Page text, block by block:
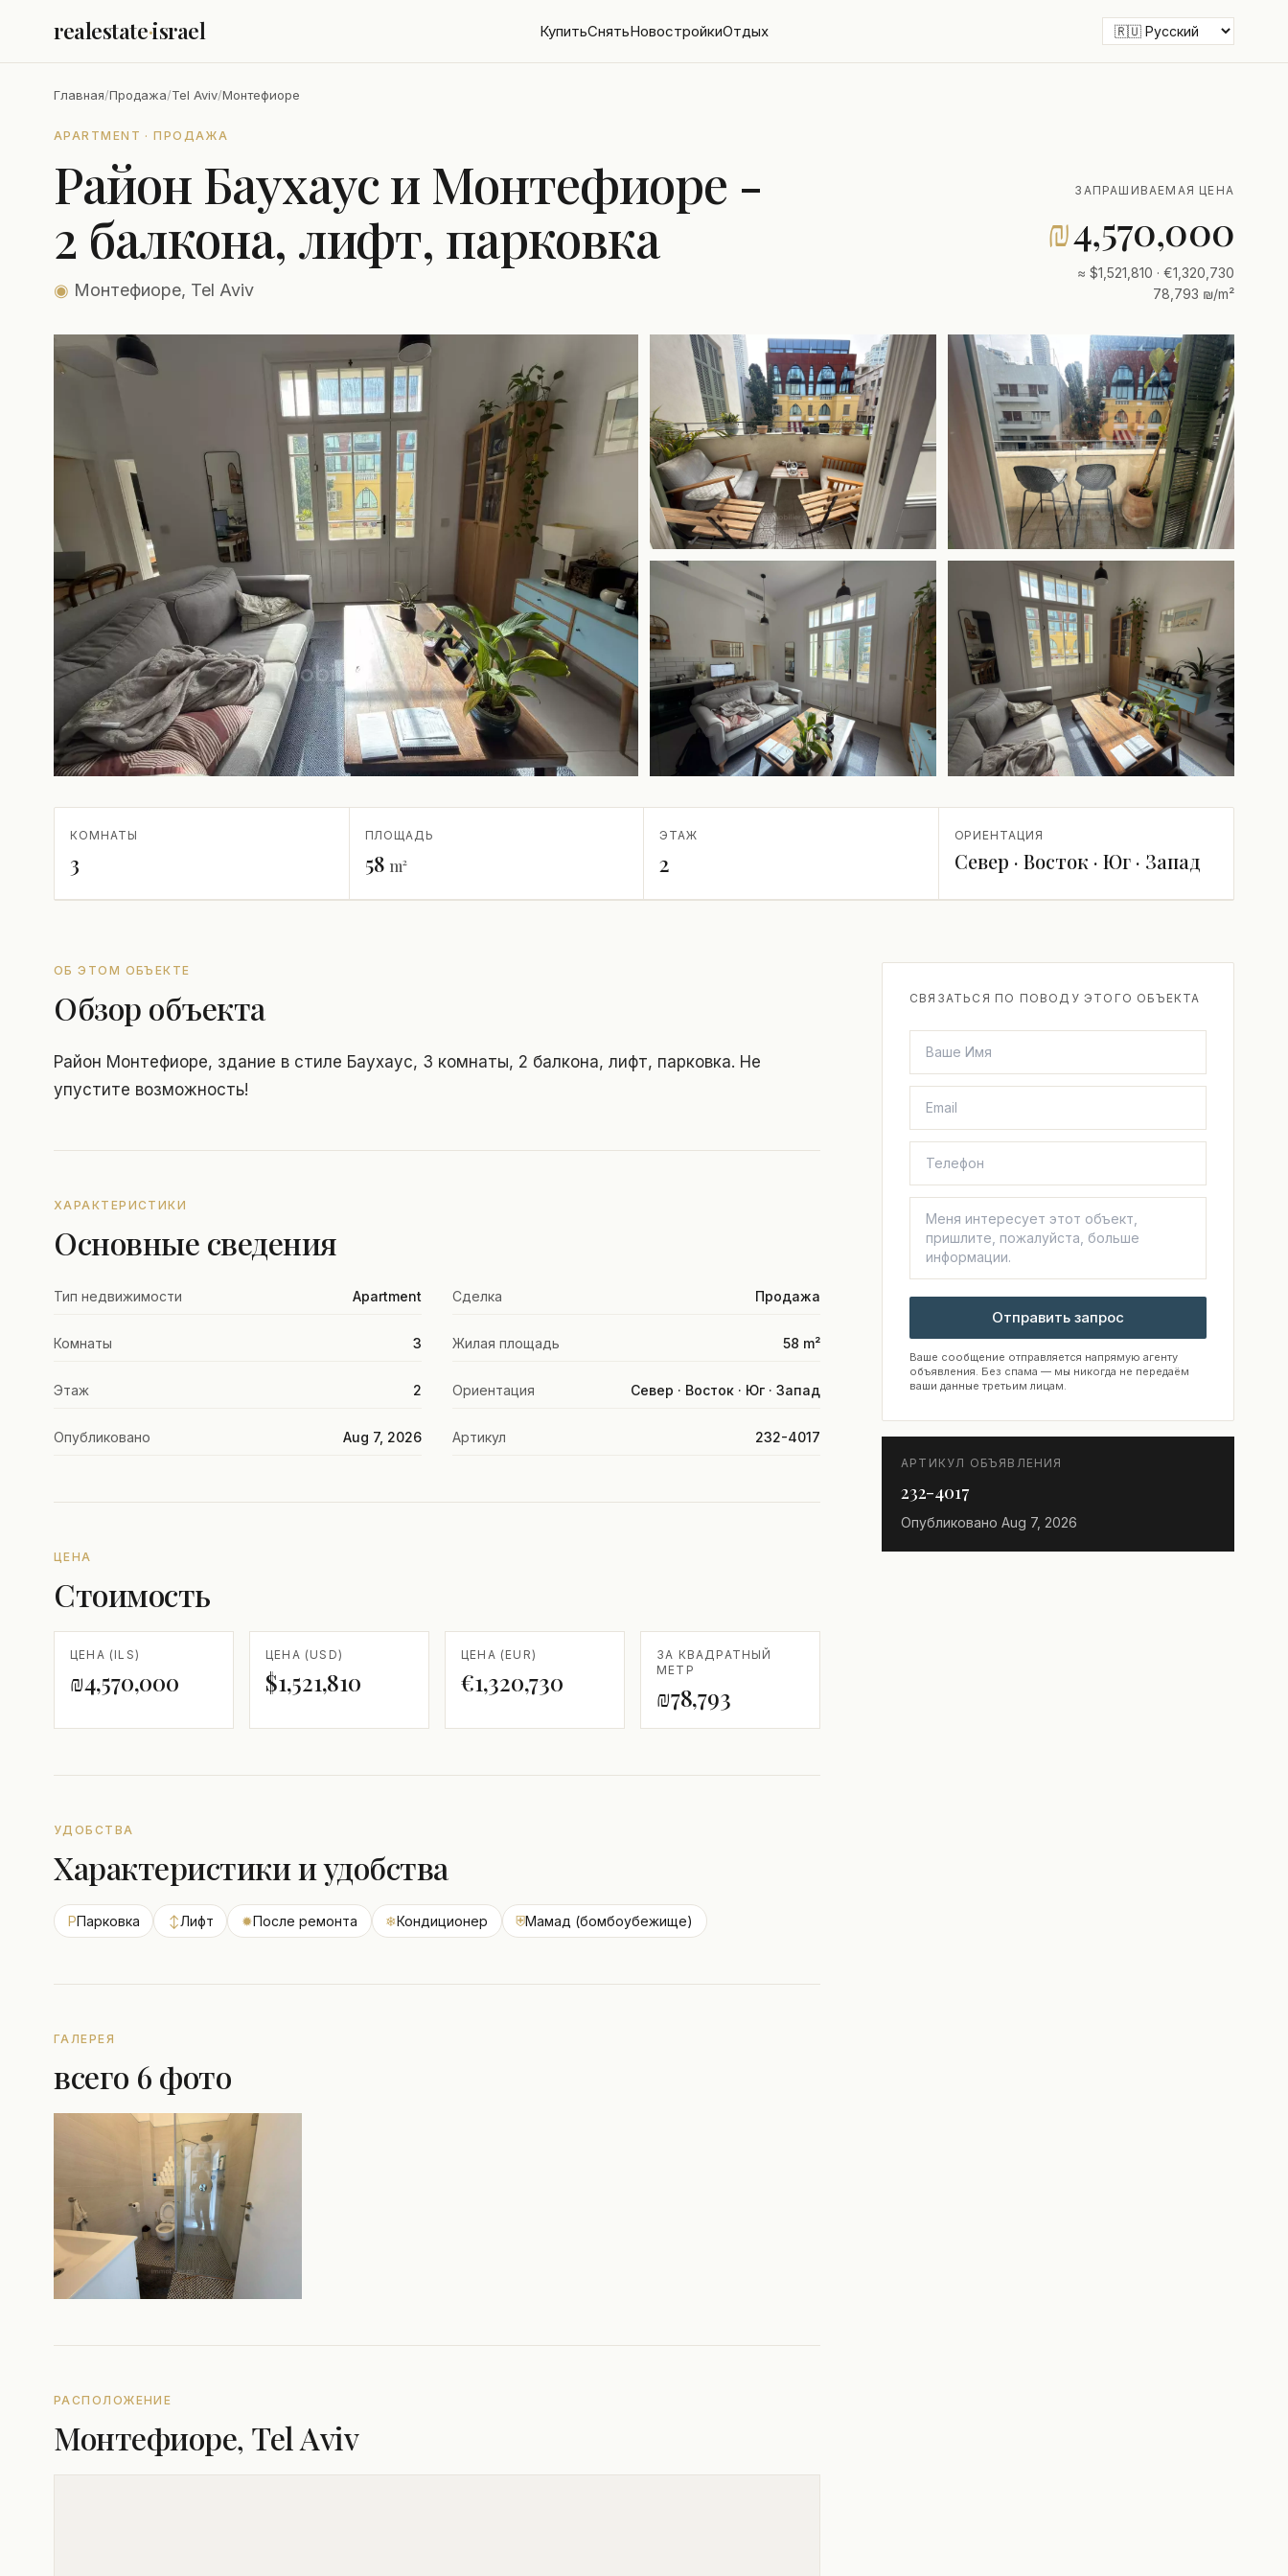
realestate·israel КупитьСнятьНовостройкиОтдых
Главная/Продажа/Tel Aviv/Монтефиоре
APARTMENT · ПРОДАЖА
Район Баухаус и Монтефиоре -
2 балкона, лифт, парковка
◉ Монтефиоре, Tel Aviv
ЗАПРАШИВАЕМАЯ ЦЕНА
₪4,570,000
≈ $1,521,810 · €1,320,730
78,793 ₪/m²
КОМНАТЫ
3
ПЛОЩАДЬ
58 m²
ЭТАЖ
2
ОРИЕНТАЦИЯ
Север · Восток · Юг · Запад
ОБ ЭТОМ ОБЪЕКТЕ
Обзор объекта
Район Монтефиоре, здание в стиле Баухаус, 3 комнаты, 2 балкона, лифт, парковка. Не
упустите возможность!
ХАРАКТЕРИСТИКИ
Основные сведения
Тип недвижимости Apartment Сделка Продажа
Комнаты 3 Жилая площадь 58 m²
Этаж 2 Ориентация Север · Восток · Юг · Запад
Опубликовано Aug 7, 2026 Артикул 232-4017
ЦЕНА
Стоимость
ЦЕНА (ILS)
₪4,570,000
ЦЕНА (USD)
$1,521,810
ЦЕНА (EUR)
€1,320,730
ЗА КВАДРАТНЫЙ
МЕТР
₪78,793
УДОБСТВА
Характеристики и удобства
PПарковка ↕Лифт ✹После ремонта ❄Кондиционер ⛨Мамад (бомбоубежище)
ГАЛЕРЕЯ
всего 6 фото
РАСПОЛОЖЕНИЕ
Монтефиоре, Tel Aviv
СВЯЗАТЬСЯ ПО ПОВОДУ ЭТОГО ОБЪЕКТА
Отправить запрос
Ваше сообщение отправляется напрямую агенту
объявления. Без спама — мы никогда не передаём
ваши данные третьим лицам.
АРТИКУЛ ОБЪЯВЛЕНИЯ
232-4017
Опубликовано Aug 7, 2026